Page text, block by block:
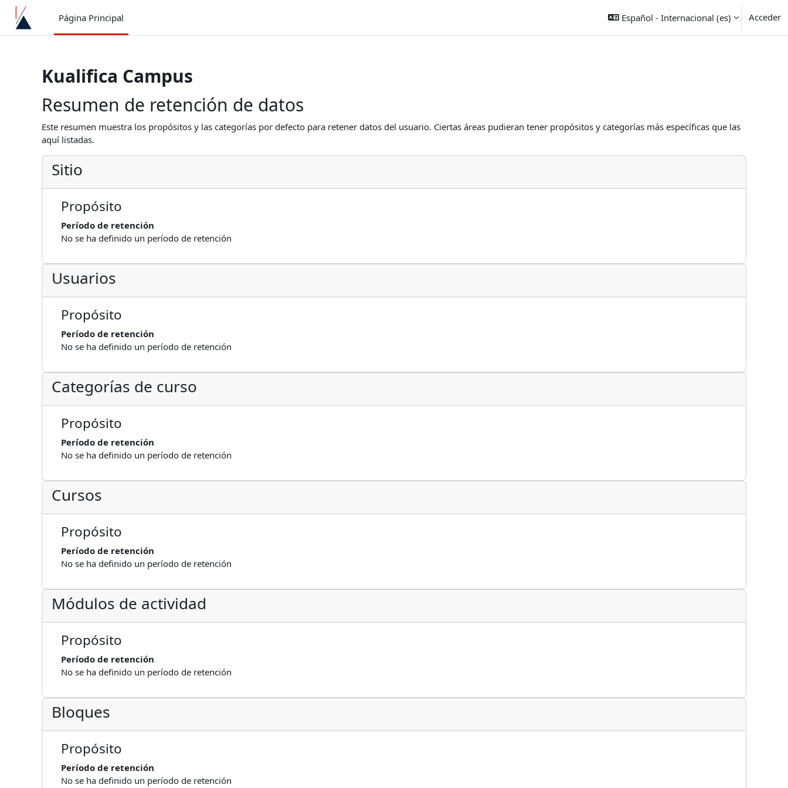
Salta al contenido principal
Página Principal
Español - Internacional ‎(es)‎ Acceder
Kualifica Campus
Resumen de retención de datos
Este resumen muestra los propósitos y las categorías por defecto para retener datos del usuario. Ciertas áreas pudieran tener propósitos y categorías más específicas que las
aquí listadas.
Sitio
Propósito
Período de retención
No se ha definido un período de retención
Usuarios
Propósito
Período de retención
No se ha definido un período de retención
Categorías de curso
Propósito
Período de retención
No se ha definido un período de retención
Cursos
Propósito
Período de retención
No se ha definido un período de retención
Módulos de actividad
Propósito
Período de retención
No se ha definido un período de retención
Bloques
Propósito
Período de retención
No se ha definido un período de retención